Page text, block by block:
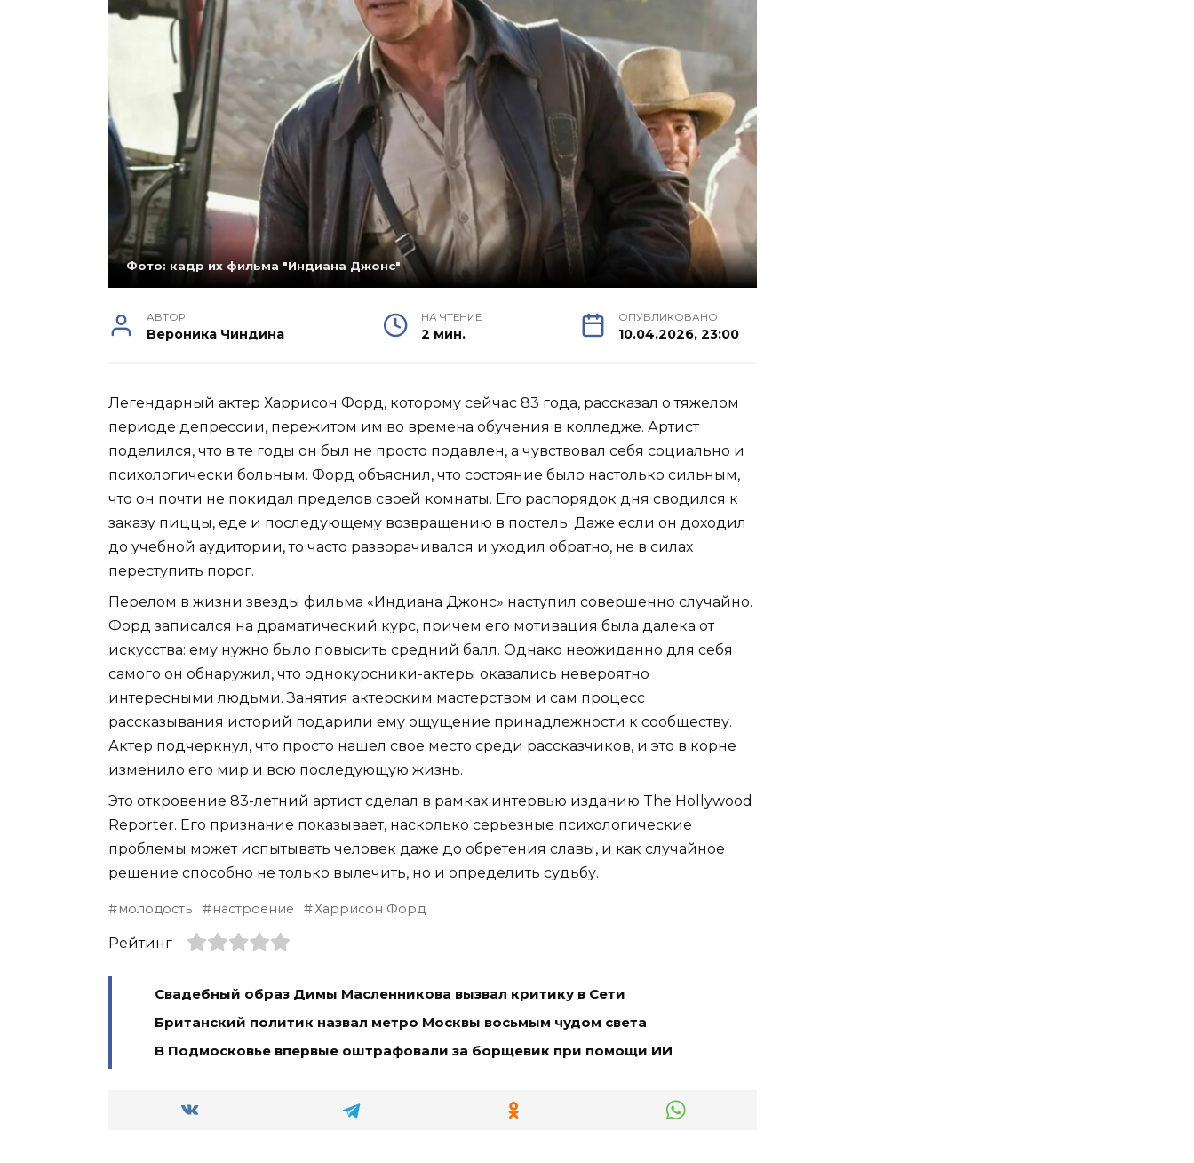
Фото: кадр их фильма "Индиана Джонс"
АВТОР
Вероника Чиндина
НА ЧТЕНИЕ
2 мин.
ОПУБЛИКОВАНО
10.04.2026, 23:00
Легендарный актер Харрисон Форд, которому сейчас 83 года, рассказал о тяжелом
периоде депрессии, пережитом им во времена обучения в колледже. Артист
поделился, что в те годы он был не просто подавлен, а чувствовал себя социально и
психологически больным. Форд объяснил, что состояние было настолько сильным,
что он почти не покидал пределов своей комнаты. Его распорядок дня сводился к
заказу пиццы, еде и последующему возвращению в постель. Даже если он доходил
до учебной аудитории, то часто разворачивался и уходил обратно, не в силах
переступить порог.
Перелом в жизни звезды фильма «Индиана Джонс» наступил совершенно случайно.
Форд записался на драматический курс, причем его мотивация была далека от
искусства: ему нужно было повысить средний балл. Однако неожиданно для себя
самого он обнаружил, что однокурсники-актеры оказались невероятно
интересными людьми. Занятия актерским мастерством и сам процесс
рассказывания историй подарили ему ощущение принадлежности к сообществу.
Актер подчеркнул, что просто нашел свое место среди рассказчиков, и это в корне
изменило его мир и всю последующую жизнь.
Это откровение 83-летний артист сделал в рамках интервью изданию The Hollywood
Reporter. Его признание показывает, насколько серьезные психологические
проблемы может испытывать человек даже до обретения славы, и как случайное
решение способно не только вылечить, но и определить судьбу.
молодость настроение Харрисон Форд
Рейтинг
Свадебный образ Димы Масленникова вызвал критику в Сети
Британский политик назвал метро Москвы восьмым чудом света
В Подмосковье впервые оштрафовали за борщевик при помощи ИИ